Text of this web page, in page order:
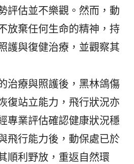
評估並不樂觀。然而，動
放棄任何生命的精神，持
護與復健治療，並觀察其
治療與照護後，黑林鴿傷
復站立能力，飛行狀況亦
專業評估確認健康狀況穩
飛行能力後，動保處已於
順利野放，重返自然環